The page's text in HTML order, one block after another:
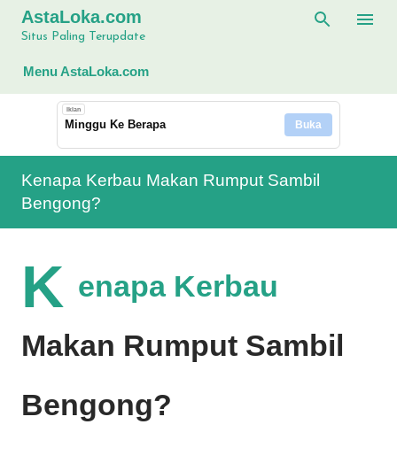
Langsung ke konten utama
AstaLoka.com
Situs Paling Terupdate
Menu AstaLoka.com
Iklan
Minggu Ke Berapa Buka
Kenapa Kerbau Makan Rumput Sambil
Bengong?
K enapa Kerbau
Makan Rumput Sambil
Bengong?